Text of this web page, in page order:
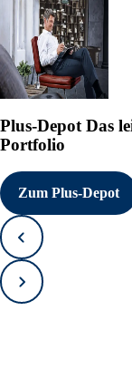
Plus-Depot Das
Portfolio
Zum Plus-Depot
Zurück
Vorwärts